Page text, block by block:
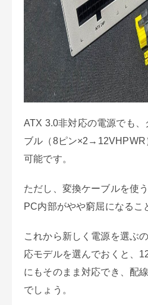
ATX 3.0非対応の電源でも
ブル（8ピン×2→12VHPWR
可能です。
ただし、変換ケーブルを使
PC内部がやや窮屈になるこ
これから新しく電源を選ぶ
応モデルを選んでおくと、
にもそのまま対応でき、配
でしょう。